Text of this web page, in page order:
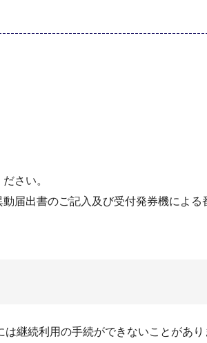
さい。
届出書のご記入及び受付発券機による
継続利用の手続ができないことがあり